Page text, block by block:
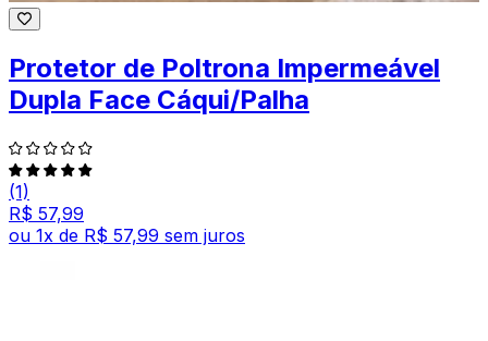
Protetor de Poltrona Impermeável
Dupla Face Cáqui/Palha
(1)
R$ 57,99
ou 1x de R$ 57,99 sem juros